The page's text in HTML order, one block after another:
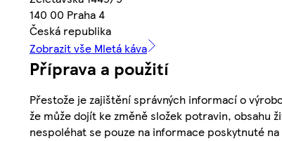
140 00 Praha 4
Česká republika
Zobrazit vše Mletá káva
Příprava a použití
Přestože je zajištění správných informací o
že může dojít ke změně složek potravin, obsahu
nespoléhat se pouze na informace poskytnuté